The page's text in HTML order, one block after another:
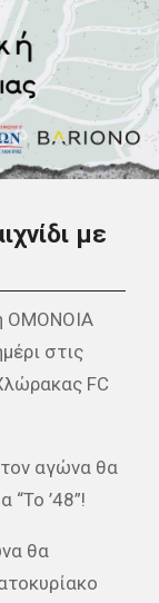
με
η ΟΜΟΝΟΙΑ
στις
FC
αγώνα θα
“Το ’48”!
θα